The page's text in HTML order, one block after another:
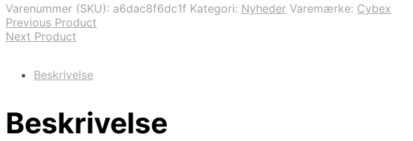
Varenummer (SKU): a6dac8f6dc1f Kategori: Nyheder Varemærke: Cybex
Previous Product
Next Product
Beskrivelse
Beskrivelse